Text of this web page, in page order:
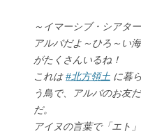
～イマーシブ・シアタ
アルバだよ～ひろ～い
がたくさんいるね！
これは#北方領土 に暮
う鳥で、アルバのお友
だ。
アイヌの言葉で「エト